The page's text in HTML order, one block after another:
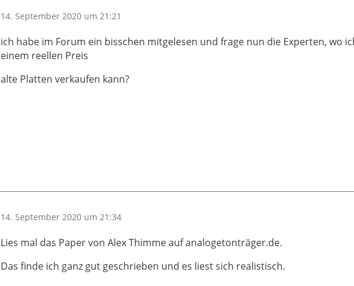
14. September 2020 um 21:21
ich habe im Forum ein bisschen mitgelesen und frage nun die Experten, wo
einem reellen Preis
alte Platten verkaufen kann?
14. September 2020 um 21:34
Lies mal das Paper von Alex Thimme auf analogetonträger.de.
Das finde ich ganz gut geschrieben und es liest sich realistisch.